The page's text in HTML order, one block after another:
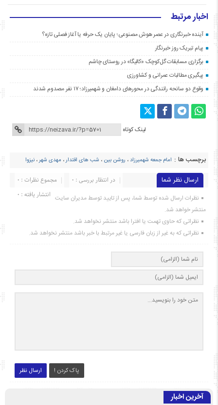
اخبار مرتبط
آینده خبرنگاری در عصر هوش مصنوعی؛ پایان یک حرفه یا آغاز فصلی تازه؟
پیام تبریک روز خبرنگار
برگزاری مسابقات گل‌کوچک «کالیگا» در روستای چاشم
پیگیری مطالبات عمرانی و کشاورزی
وقوع دو سانحه رانندگی در محورهای دامغان و شهمیرزاد؛ ۱۷ نفر مصدوم شدند
لینک کوتاه
برچسب ها : امام جمعه شهمیرزاد، روشن بین ، شب های اقتدار، مهدی شهر، نیزوا
ارسال نظر شما مجموع نظرات : 0
در انتظار بررسی : 0
انتشار یافته : ۰ نظرات ارسال شده توسط شما، پس از تایید توسط مدیران سایت
منتشر خواهد شد.
نظراتی که حاوی تهمت یا افترا باشد منتشر نخواهد شد.
نظراتی که به غیر از زبان فارسی یا غیر مرتبط با خبر باشد منتشر نخواهد شد.
ارسال نظر پاک کردن !
آخرین اخبار